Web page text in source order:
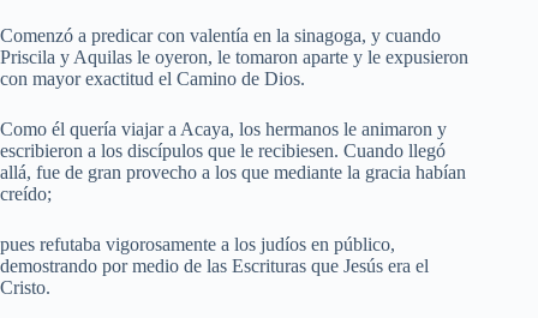
Comenzó a predicar con valentía en la sinagoga, y cuando
Priscila y Aquilas le oyeron, le tomaron aparte y le expusieron
con mayor exactitud el Camino de Dios.
Como él quería viajar a Acaya, los hermanos le animaron y
escribieron a los discípulos que le recibiesen. Cuando llegó
allá, fue de gran provecho a los que mediante la gracia habían
creído;
pues refutaba vigorosamente a los judíos en público,
demostrando por medio de las Escrituras que Jesús era el
Cristo.